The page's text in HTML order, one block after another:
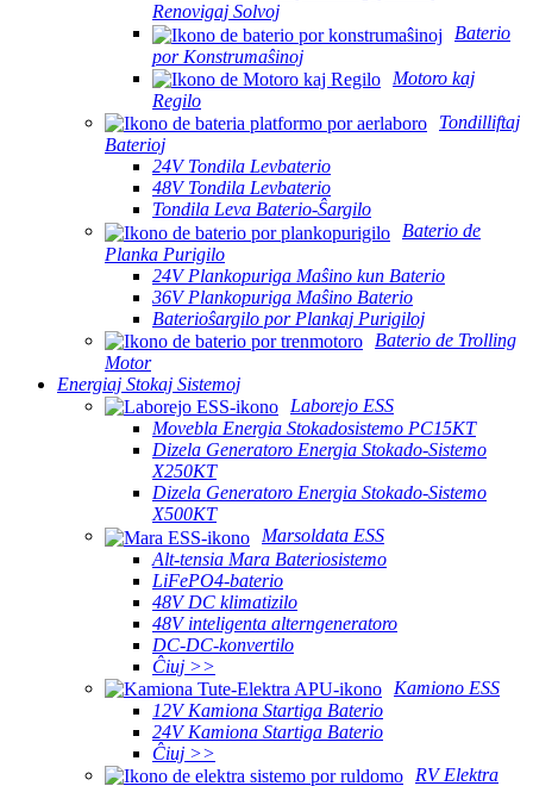
Renovigaj Solvoj
Baterio
por Konstrumaŝinoj
Motoro kaj
Regilo
Tondilliftaj
Baterioj
24V Tondila Levbaterio
48V Tondila Levbaterio
Tondila Leva Baterio-Ŝargilo
Baterio de
Planka Purigilo
24V Plankopuriga Maŝino kun Baterio
36V Plankopuriga Maŝino Baterio
Baterioŝargilo por Plankaj Purigiloj
Baterio de Trolling
Motor
Energiaj Stokaj Sistemoj
Laborejo ESS
Movebla Energia Stokadosistemo PC15KT
Dizela Generatoro Energia Stokado-Sistemo
X250KT
Dizela Generatoro Energia Stokado-Sistemo
X500KT
Marsoldata ESS
Alt-tensia Mara Bateriosistemo
LiFePO4-baterio
48V DC klimatizilo
48V inteligenta alterngeneratoro
DC-DC-konvertilo
Ĉiuj >>
Kamiono ESS
12V Kamiona Startiga Baterio
24V Kamiona Startiga Baterio
Ĉiuj >>
RV Elektra